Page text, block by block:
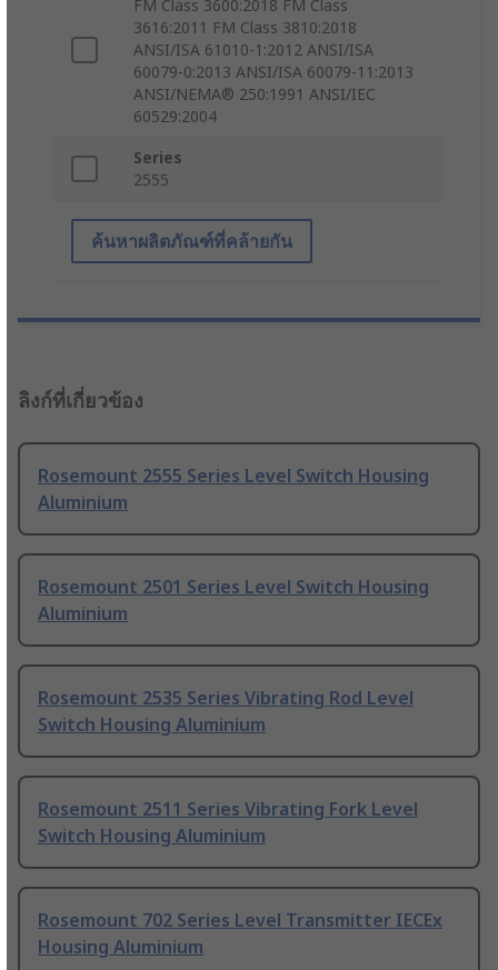
FM Class 3600:2018 FM Class
3616:2011 FM Class 3810:2018
ANSI/ISA 61010-1:2012 ANSI/ISA
60079-0:2013 ANSI/ISA 60079-11:2013
ANSI/NEMA® 250:1991 ANSI/IEC
60529:2004
Series
2555
ค้นหาผลิตภัณฑ์ที่คล้ายกัน
ลิงก์ที่เกี่ยวข้อง
Rosemount 2555 Series Level Switch Housing
Aluminium
Rosemount 2501 Series Level Switch Housing
Aluminium
Rosemount 2535 Series Vibrating Rod Level
Switch Housing Aluminium
Rosemount 2511 Series Vibrating Fork Level
Switch Housing Aluminium
Rosemount 702 Series Level Transmitter IECEx
Housing Aluminium